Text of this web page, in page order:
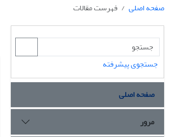
صفحه اصلی
فهرست مقالات
جستجوی پیشرفته
صفحه اصلی
مرور